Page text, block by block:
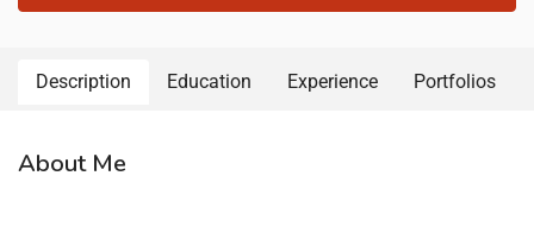
Description Education Experience Portfolios
About Me